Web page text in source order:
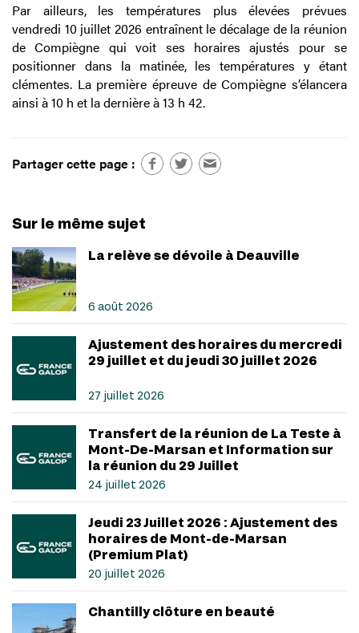
Par ailleurs, les températures plus élevées prévues
vendredi 10 juillet 2026 entraînent le décalage de la réunion
de Compiègne qui voit ses horaires ajustés pour se
positionner dans la matinée, les températures y étant
clémentes. La première épreuve de Compiègne s’élancera
ainsi à 10 h et la dernière à 13 h 42.
Partager cette page :
Sur le même sujet
La relève se dévoile à Deauville
6 août 2026
Ajustement des horaires du mercredi
29 juillet et du jeudi 30 juillet 2026
27 juillet 2026
Transfert de la réunion de La Teste à
Mont-De-Marsan et Information sur
la réunion du 29 Juillet
24 juillet 2026
Jeudi 23 Juillet 2026 : Ajustement des
horaires de Mont-de-Marsan
(Premium Plat)
20 juillet 2026
Chantilly clôture en beauté